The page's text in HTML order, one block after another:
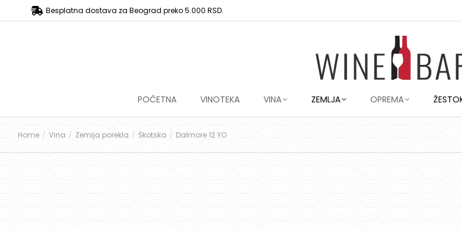
Besplatna dostava za Beograd preko 5.000 RSD.
POČETNA VINOTEKA VINA ZEMLJA OPREMA
You are here:
Home Vina Zemlja porekla Škotska Dalmore 12 YO